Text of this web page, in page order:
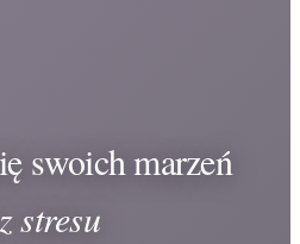
swoich marzeń
stresu